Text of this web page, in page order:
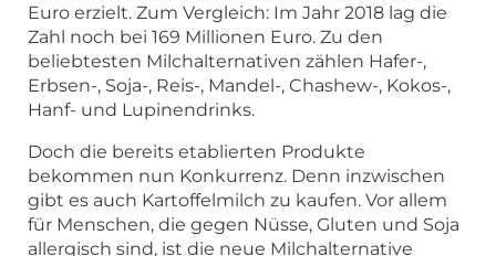
Euro erzielt. Zum Vergleich: Im Jahr 2018 lag die
Zahl noch bei 169 Millionen Euro. Zu den
beliebtesten Milchalternativen zählen Hafer-,
Erbsen-, Soja-, Reis-, Mandel-, Chashew-, Kokos-,
Hanf- und Lupinendrinks.
Doch die bereits etablierten Produkte
bekommen nun Konkurrenz. Denn inzwischen
gibt es auch Kartoffelmilch zu kaufen. Vor allem
für Menschen, die gegen Nüsse, Gluten und Soja
allergisch sind, ist die neue Milchalternative